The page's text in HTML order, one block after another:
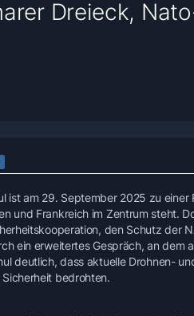
Dreieck,
ist am 29. September 2025 zu
und Frankreich im Zentrum steht.
den Schutz der
ein erweitertes Gespräch, an dem
deutlich, dass aktuelle Drohnen-
bedrohten.